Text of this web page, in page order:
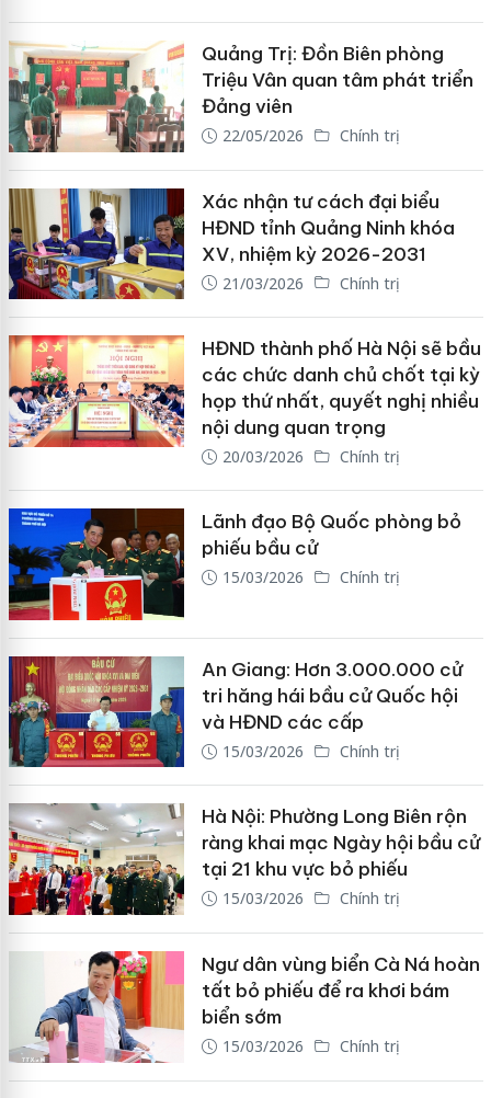
Quảng Trị: Đồn Biên phòng
Triệu Vân quan tâm phát triển
Đảng viên
22/05/2026 Chính trị
Xác nhận tư cách đại biểu
HĐND tỉnh Quảng Ninh khóa
XV, nhiệm kỳ 2026-2031
21/03/2026 Chính trị
HĐND thành phố Hà Nội sẽ bầu
các chức danh chủ chốt tại kỳ
họp thứ nhất, quyết nghị nhiều
nội dung quan trọng
20/03/2026 Chính trị
Lãnh đạo Bộ Quốc phòng bỏ
phiếu bầu cử
15/03/2026 Chính trị
An Giang: Hơn 3.000.000 cử
tri hăng hái bầu cử Quốc hội
và HĐND các cấp
15/03/2026 Chính trị
Hà Nội: Phường Long Biên rộn
ràng khai mạc Ngày hội bầu cử
tại 21 khu vực bỏ phiếu
15/03/2026 Chính trị
Ngư dân vùng biển Cà Ná hoàn
tất bỏ phiếu để ra khơi bám
biển sớm
15/03/2026 Chính trị